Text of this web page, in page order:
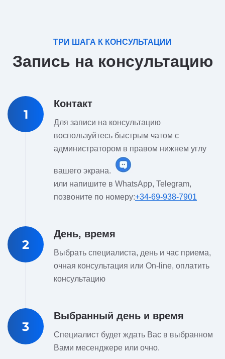
ТРИ ШАГА К КОНСУЛЬТАЦИИ
Запись на консультацию
1
Контакт
Для записи на консультацию
воспользуйтесь быстрым чатом с
администратором в правом нижнем углу
вашего экрана.
или напишите в WhatsApp, Telegram,
позвоните по номеру:+34-69-938-7901
2
День, время
Выбрать специалиста, день и час приема,
очная консультация или On-line, оплатить
консультацию
3
Выбранный день и время
Специалист будет ждать Вас в выбранном
Вами месенджере или очно.